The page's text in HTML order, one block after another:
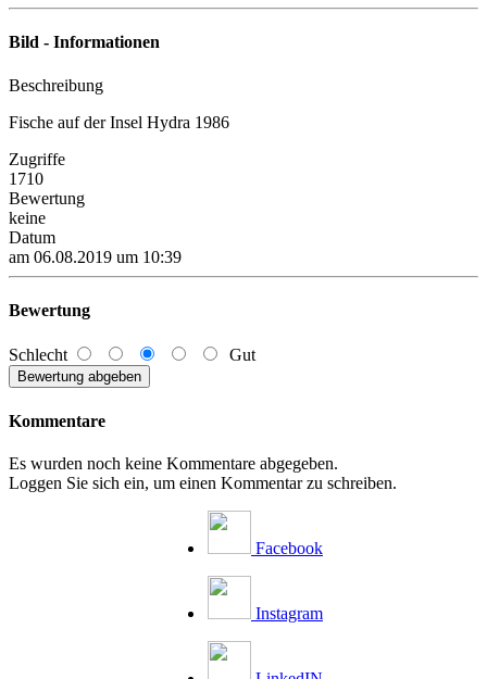
Bild - Informationen
Beschreibung
Fische auf der Insel Hydra 1986
Zugriffe
1710
Bewertung
keine
Datum
am 06.08.2019 um 10:39
Bewertung
Schlecht Gut
Kommentare
Es wurden noch keine Kommentare abgegeben.
Loggen Sie sich ein, um einen Kommentar zu schreiben.
Facebook
Instagram